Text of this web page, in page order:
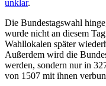
unklar.
Die Bundestagswahl
wurde nicht an diesem
Wahllokalen später
Außerdem wird die
werden, sondern nur in
von 1507 mit ihnen